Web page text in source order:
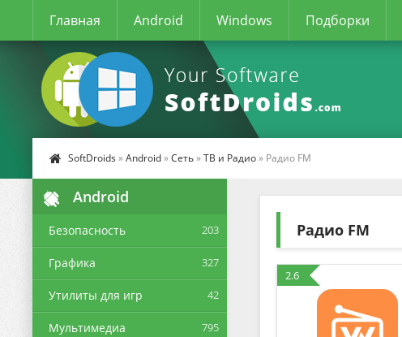
Главная Android Windows Подборки
SoftDroids »Android»Сеть»ТВ и Радио» Радио FM
Android
Безопасность 203
Графика 327
Утилиты для игр 42
Мультимедиа 795
Радио FM
2.6